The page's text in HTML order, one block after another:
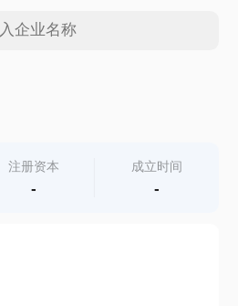
注册资本
-
成立时间
-